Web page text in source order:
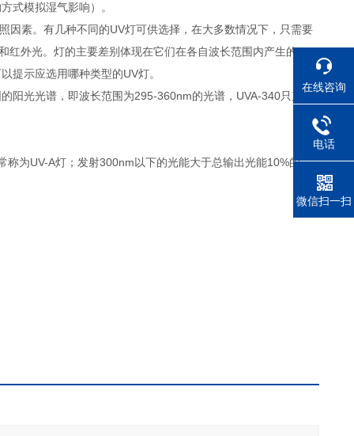
式模拟湿气影响）。
因素。有几种不同的UV灯可供选择，在大多数情况下，只需要
红外光。灯的主要差别体现在它们在各自波长范围内产生的UV
提示应选用哪种类型的UV灯。
阳光光谱，即波长范围为295-360nm的光谱，UVA-340只产生
为UV-A灯；发射300nm以下的光能大于总输出光能10%的一
在线咨询
电话
微信扫一扫